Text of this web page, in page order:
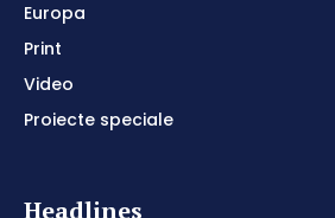
Europa
Print
Video
Proiecte speciale
Headlines